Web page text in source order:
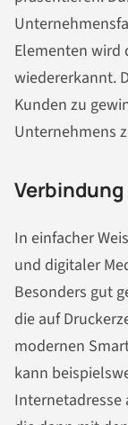
Elementen wird
wiedererkannt.
Kunden zu
Unternehmens
In einfacher
und digitaler
Besonders gut
die auf
modernen
kann
Internetadresse